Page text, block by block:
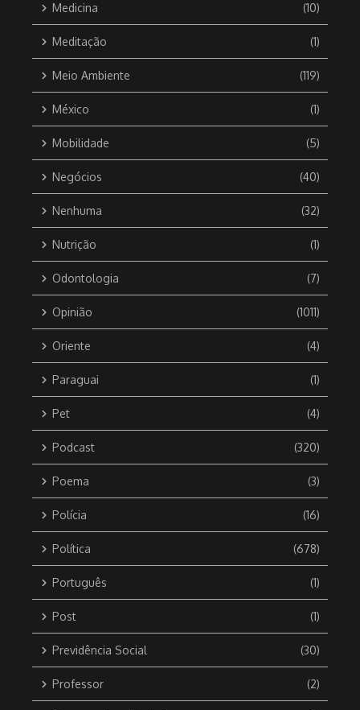
Medicina (10)
Meditação (1)
Meio Ambiente (119)
México (1)
Mobilidade (5)
Negócios (40)
Nenhuma (32)
Nutrição (1)
Odontologia (7)
Opinião (1011)
Oriente (4)
Paraguai (1)
Pet (4)
Podcast (320)
Poema (3)
Polícia (16)
Política (678)
Português (1)
Post (1)
Previdência Social (30)
Professor (2)